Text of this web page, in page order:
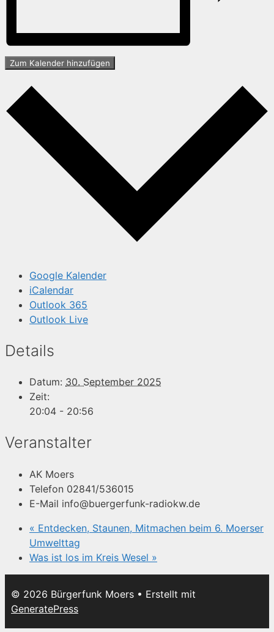
Zum Kalender hinzufügen
Google Kalender
iCalendar
Outlook 365
Outlook Live
Details
Datum: 30. September 2025
Zeit:
20:04 - 20:56
Veranstalter
AK Moers
Telefon 02841/536015
E-Mail info@buergerfunk-radiokw.de
« Entdecken, Staunen, Mitmachen beim 6. Moerser
Umwelttag
Was ist los im Kreis Wesel »
© 2026 Bürgerfunk Moers • Erstellt mit
GeneratePress